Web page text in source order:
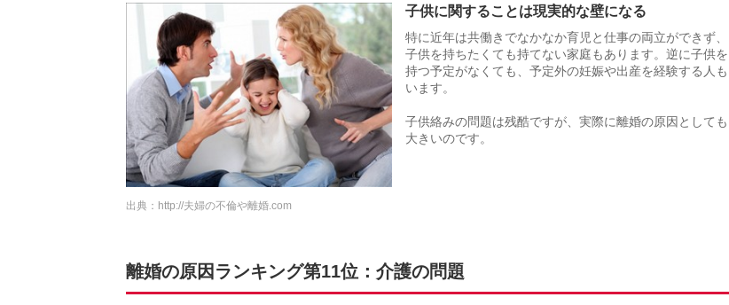
子供に関することは現実的な壁になる
特に近年は共働きでなかなか育児と仕事の両立ができず、
子供を持ちたくても持てない家庭もあります。逆に子供を
持つ予定がなくても、予定外の妊娠や出産を経験する人も
います。
子供絡みの問題は残酷ですが、実際に離婚の原因としても
大きいのです。
出典： http://夫婦の不倫や離婚.com
離婚の原因ランキング第11位：介護の問題